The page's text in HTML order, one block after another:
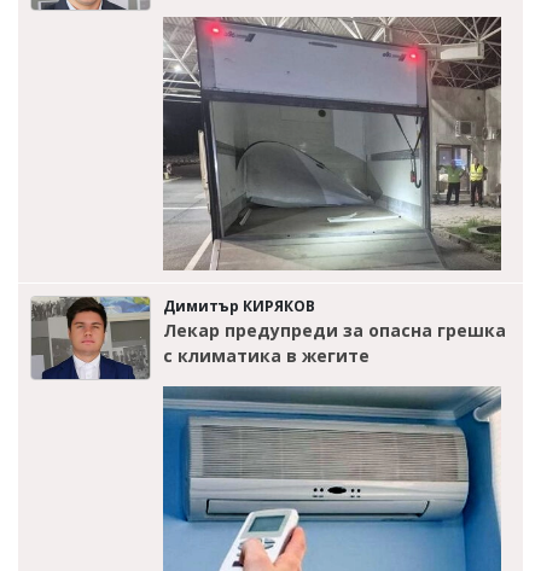
Димитър КИРЯКОВ
Лекар предупреди за опасна грешка
с климатика в жегите